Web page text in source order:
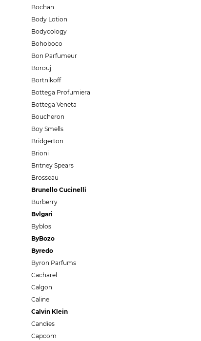
Bochan
Body Lotion
Bodycology
Bohoboco
Bon Parfumeur
Borouj
Bortnikoff
Bottega Profumiera
Bottega Veneta
Boucheron
Boy Smells
Bridgerton
Brioni
Britney Spears
Brosseau
Brunello Cucinelli
Burberry
Bvlgari
Byblos
ByBozo
Byredo
Byron Parfums
Cacharel
Calgon
Caline
Calvin Klein
Candies
Capcom